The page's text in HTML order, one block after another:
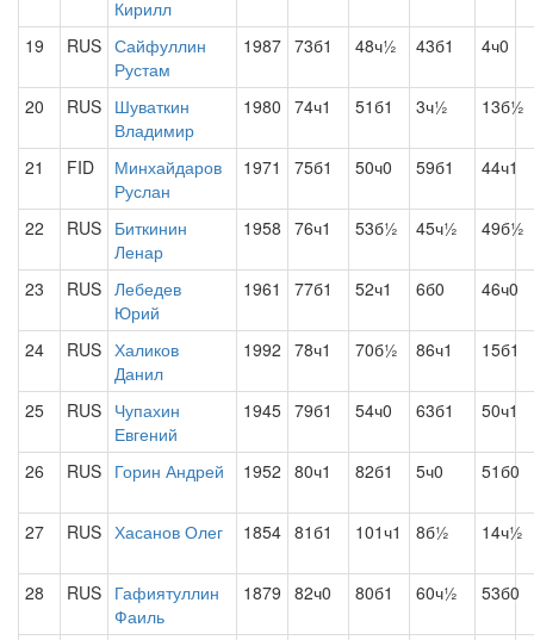
Кирилл
19 RUS Сайфуллин
Рустам
1987 73б1 48ч½ 43б1 4ч0
20 RUS Шуваткин
Владимир
1980 74ч1 51б1 3ч½ 13б½
21 FID
Минхайдаров
Руслан
1971 75б1 50ч0 59б1 44ч1
22 RUS Биткинин
Ленар
1958 76ч1 53б½ 45ч½ 49б½
23 RUS Лебедев
Юрий
1961 77б1 52ч1 6б0 46ч0
24 RUS Халиков
Данил
1992 78ч1 70б½ 86ч1 15б1
25 RUS Чупахин
Евгений
1945 79б1 54ч0 63б1 50ч1
26 RUS Горин Андрей 1952 80ч1 82б1 5ч0 51б0
27 RUS Хасанов Олег 1854 81б1 101ч1 8б½ 14ч½
28 RUS Гафиятуллин
Фаиль
1879 82ч0 80б1 60ч½ 53б0